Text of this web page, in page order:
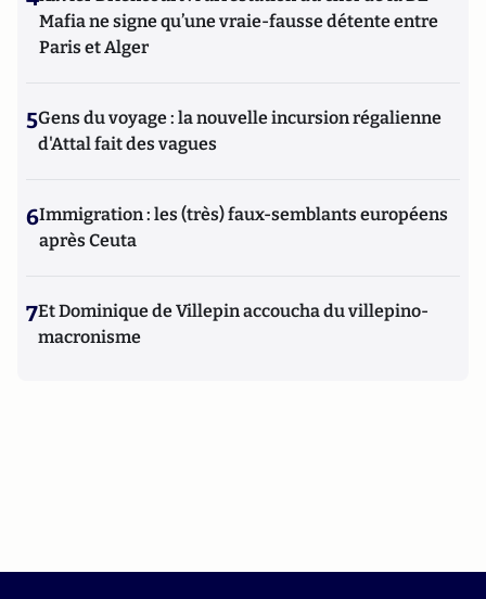
Mafia ne signe qu’une vraie-fausse détente entre
Paris et Alger
5Gens du voyage : la nouvelle incursion régalienne
d'Attal fait des vagues
6Immigration : les (très) faux-semblants européens
après Ceuta
7Et Dominique de Villepin accoucha du villepino-
macronisme